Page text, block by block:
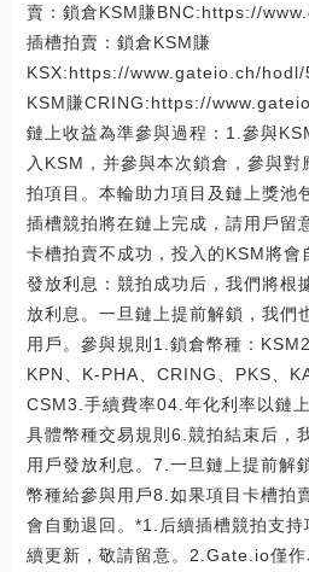
賣：鎖倉KSM賺BNC:https://
插槽拍賣：鎖倉KSM賺
KSX:https://www.gateio.ch/hodl/
KSM賺CRING:https://
鏈上收益為準參與過程：1.參與
入KSM，并參與本次鎖倉，參與
拍項目。本輪助力項目及鏈上獎池
插槽競拍將在鏈上完成，請用戶留
卡槽拍賣不成功，投入的KSM將會
發放利息：競拍成功后，我們將根
放利息。一旦鏈上提前解鎖，我們
用戶。參與規則1.鎖倉幣種：
KPN、K-PHA、CRING、PKS、
CSM3.手續費率04.年化利率以鏈
具體幣種交易規則6.競拍結束后，
用戶發放利息。7.一旦鏈上提前解
幣種給參與用戶8.如果項目卡槽拍
會自動退回。*1.后續插槽競拍支
續更新，敬請留意。2.Gate.io僅